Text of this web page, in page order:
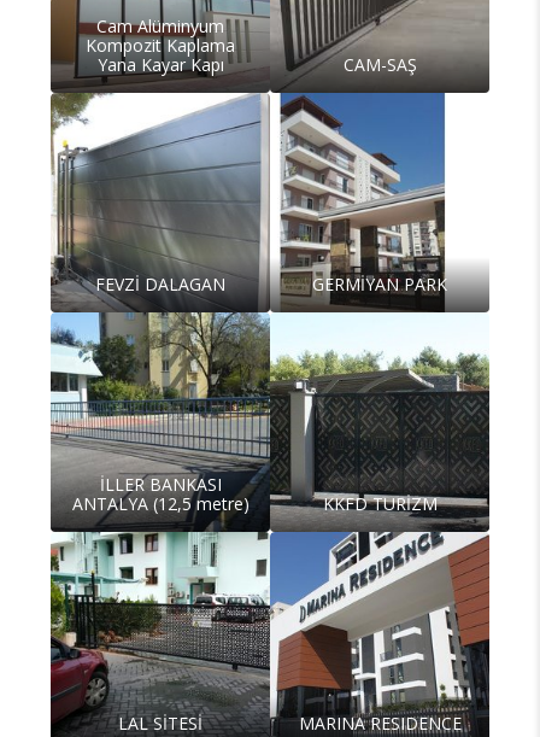
Cam Alüminyum
Kompozit Kaplama
Yana Kayar Kapı
CAM-SAŞ
FEVZİ DALAGAN GERMİYAN PARK
İLLER BANKASI
ANTALYA (12,5 metre)
KKFD TURİZM
LAL SİTESİ MARINA RESIDENCE